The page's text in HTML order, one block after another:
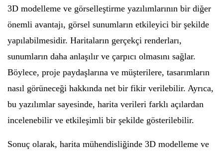
3D modelleme ve görselleştirme yazılımlarının bir diğer
önemli avantajı, görsel sunumların etkileyici bir şekilde
yapılabilmesidir. Haritaların gerçekçi renderları,
sunumların daha anlaşılır ve çarpıcı olmasını sağlar.
Böylece, proje paydaşlarına ve müşterilere, tasarımların
nasıl görüneceği hakkında net bir fikir verilebilir. Ayrıca,
bu yazılımlar sayesinde, harita verileri farklı açılardan
incelenebilir ve etkileşimli bir şekilde gösterilebilir.
Sonuç olarak, harita mühendisliğinde 3D modelleme ve